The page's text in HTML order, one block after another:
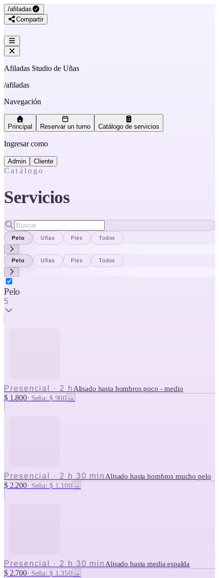
/afiladas
Compartir
Afiladas Studio de Uñas
/afiladas
Navegación
Principal Reservar un turno Catálogo de servicios
Ingresar como
Admin Cliente
Catálogo
Servicios
Pelo Uñas Pies Todos
Pelo Uñas Pies Todos
Pelo
5
Presencial · 2 h Alisado hasta hombros poco - medio
$ 1.800· Seña: $ 900 →
Presencial · 2 h 30 min Alisado hasta hombros mucho pelo
$ 2.200· Seña: $ 1.100 →
Presencial · 2 h 30 min Alisado hasta media espalda
$ 2.700· Seña: $ 1.350 →